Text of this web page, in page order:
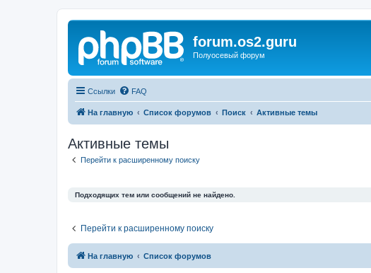
forum.os2.guru
Полуосевый форум
Ссылки FAQ
На главную Список форумов Поиск Активные темы
Активные темы
Перейти к расширенному поиску
Подходящих тем или сообщений не найдено.
Перейти к расширенному поиску
На главную Список форумов